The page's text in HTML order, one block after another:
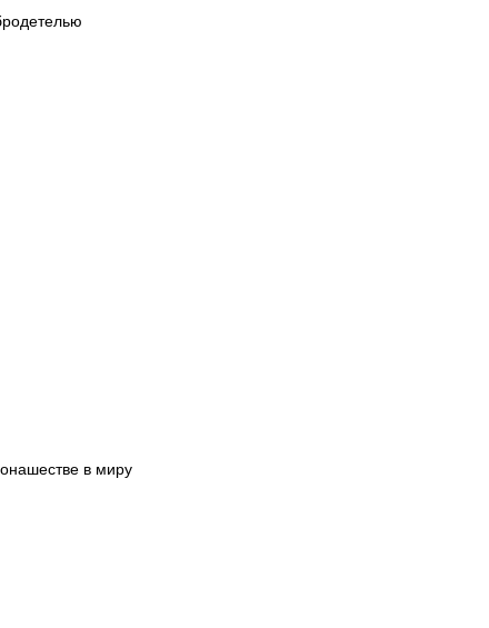
в миру